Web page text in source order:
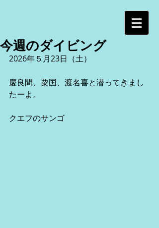
今週のダイビング
2026年５月23日（土）
慶良間、粟国、渡名喜と潜ってきまし
たーよ。
クエフのサンゴ